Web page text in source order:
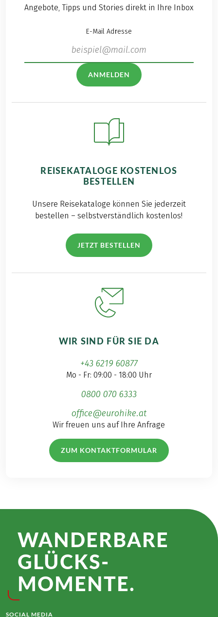
Angebote, Tipps und Stories direkt in Ihre Inbox
E-Mail Adresse
ANMELDEN
REISEKATALOGE KOSTENLOS
BESTELLEN
Unsere Reisekataloge können Sie jederzeit
bestellen – selbstverständlich kostenlos!
JETZT BESTELLEN
WIR SIND FÜR SIE DA
+43 6219 60877
Mo - Fr: 09:00 - 18:00 Uhr
0800 070 6333
office@eurohike.at
Wir freuen uns auf Ihre Anfrage
ZUM KONTAKTFORMULAR
WANDER­BARE
GLÜCKS­
MOMENTE.
SOCIAL MEDIA